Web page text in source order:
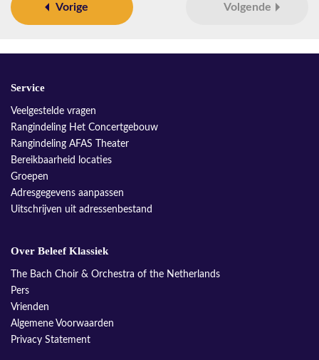
Vorige Volgende
Service
Veelgestelde vragen
Rangindeling Het Concertgebouw
Rangindeling AFAS Theater
Bereikbaarheid locaties
Groepen
Adresgegevens aanpassen
Uitschrijven uit adressenbestand
Over Beleef Klassiek
The Bach Choir & Orchestra of the Netherlands
Pers
Vrienden
Algemene Voorwaarden
Privacy Statement